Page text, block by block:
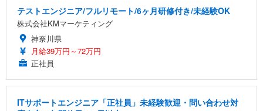
テストエンジニア/フルリモート/6ヶ月研修付き/未経験OK
株式会社KMマーケティング
神奈川県
月給39万円～72万円
正社員
ITサポートエンジニア「正社員」未経験歓迎・問い合わせ対